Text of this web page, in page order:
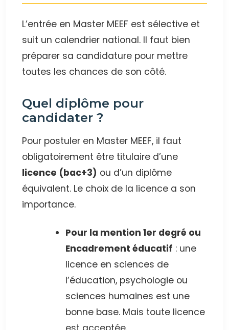
L’entrée en Master MEEF est sélective et
suit un calendrier national. Il faut bien
préparer sa candidature pour mettre
toutes les chances de son côté.
Quel diplôme pour
candidater ?
Pour postuler en Master MEEF, il faut
obligatoirement être titulaire d’une
licence (bac+3) ou d’un diplôme
équivalent. Le choix de la licence a son
importance.
Pour la mention 1er degré ou
Encadrement éducatif : une
licence en sciences de
l’éducation, psychologie ou
sciences humaines est une
bonne base. Mais toute licence